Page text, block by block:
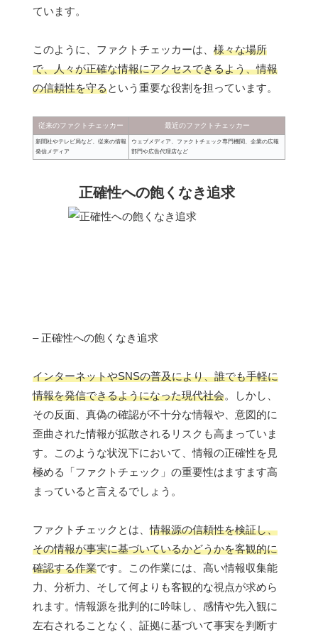
ています。
このように、ファクトチェッカーは、 様々な場所
で、人々が正確な情報にアクセスできるよう、情報
の信頼性を守るという重要な役割を担っています。
従来のファクトチェッカー 最近のファクトチェッカー
新聞社やテレビ局など、従来の情報
発信メディア
ウェブメディア、ファクトチェック専門機関、企業の広報
部門や広告代理店など
正確性への飽くなき追求
– 正確性への飽くなき追求
インターネットやSNSの普及により、誰でも手軽に
情報を発信できるようになった現代社会。しかし、
その反面、真偽の確認が不十分な情報や、意図的に
歪曲された情報が拡散されるリスクも高まっていま
す。このような状況下において、情報の正確性を見
極める「ファクトチェック」の重要性はますます高
まっていると言えるでしょう。
ファクトチェックとは、情報源の信頼性を検証し、
その情報が事実に基づいているかどうかを客観的に
確認する作業です。この作業には、高い情報収集能
力、分析力、そして何よりも客観的な視点が求めら
れます。情報源を批判的に吟味し、感情や先入観に
左右されることなく、証拠に基づいて事実を判断す